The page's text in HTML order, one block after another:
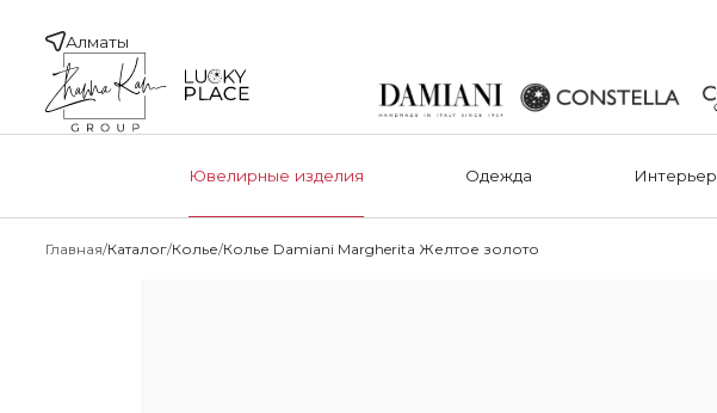
Алматы
Ювелирные изделия Одежда Интерьер
Главная Каталог Колье Колье Damiani Margherita Желтое золото